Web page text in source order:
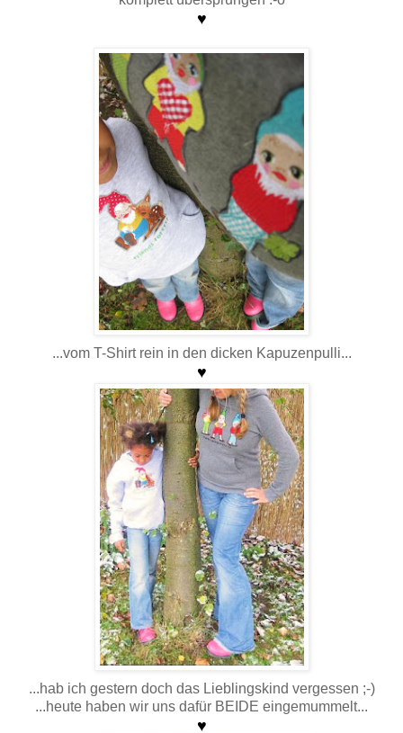
♥
...vom T-Shirt rein in den dicken Kapuzenpulli...
♥
...hab ich gestern doch das Lieblingskind vergessen ;-)
...heute haben wir uns dafür BEIDE eingemummelt...
♥